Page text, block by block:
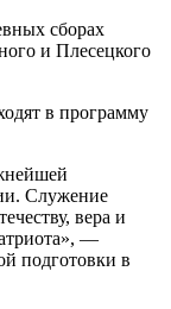
сборах
и Плесецкого
в программу
Служение
вера и
—
подготовки в